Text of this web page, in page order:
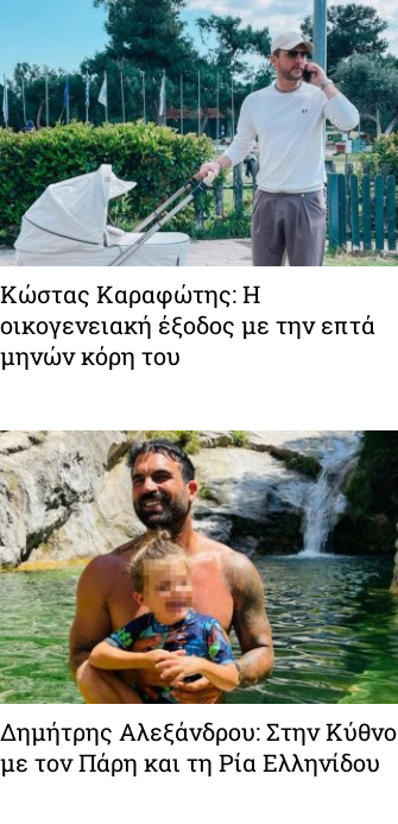
Κώστας Καραφώτης: Η
οικογενειακή έξοδος με την επτά
μηνών κόρη του
Δημήτρης Αλεξάνδρου: Στην Κύθνο
με τον Πάρη και τη Ρία Ελληνίδου